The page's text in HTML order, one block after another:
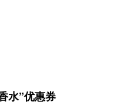
水”优惠券